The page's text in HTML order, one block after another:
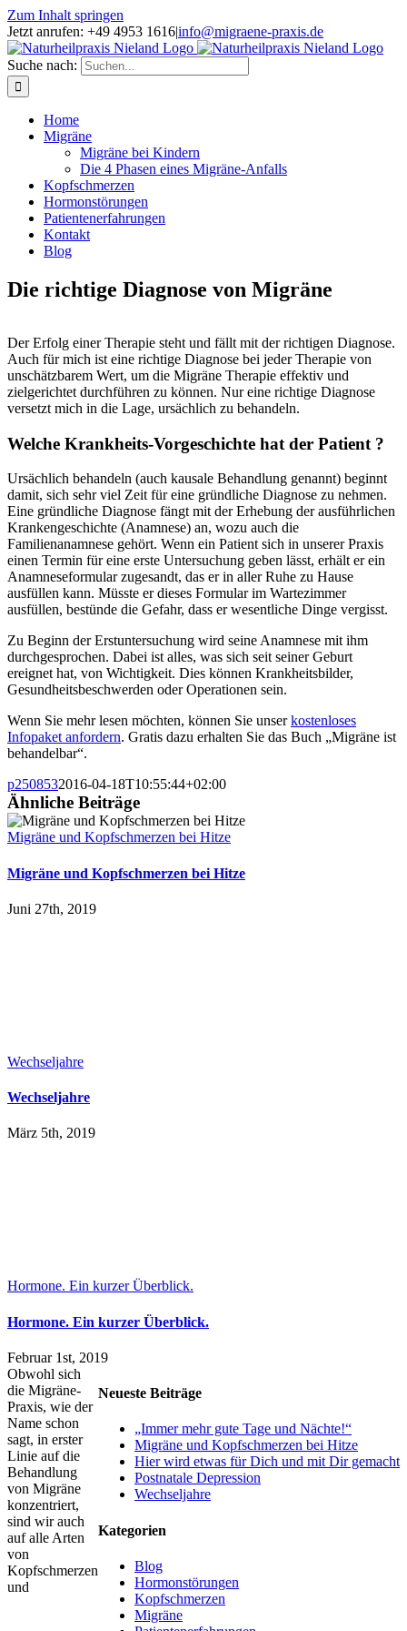
Zum Inhalt springen
Jetzt anrufen: +49 4953 1616|info@migraene-praxis.de
Suche nach:
Home
Migräne
Migräne bei Kindern
Die 4 Phasen eines Migräne-Anfalls
Kopfschmerzen
Hormonstörungen
Patientenerfahrungen
Kontakt
Blog
Die richtige Diagnose von Migräne
Der Erfolg einer Therapie steht und fällt mit der richtigen Diagnose.
Auch für mich ist eine richtige Diagnose bei jeder Therapie von
unschätzbarem Wert, um die Migräne Therapie effektiv und
zielgerichtet durchführen zu können. Nur eine richtige Diagnose
versetzt mich in die Lage, ursächlich zu behandeln.
Welche Krankheits-Vorgeschichte hat der Patient ?
Ursächlich behandeln (auch kausale Behandlung genannt) beginnt
damit, sich sehr viel Zeit für eine gründliche Diagnose zu nehmen.
Eine gründliche Diagnose fängt mit der Erhebung der ausführlichen
Krankengeschichte (Anamnese) an, wozu auch die
Familienanamnese gehört. Wenn ein Patient sich in unserer Praxis
einen Termin für eine erste Untersuchung geben lässt, erhält er ein
Anamneseformular zugesandt, das er in aller Ruhe zu Hause
ausfüllen kann. Müsste er dieses Formular im Wartezimmer
ausfüllen, bestünde die Gefahr, dass er wesentliche Dinge vergisst.
Zu Beginn der Erstuntersuchung wird seine Anamnese mit ihm
durchgesprochen. Dabei ist alles, was sich seit seiner Geburt
ereignet hat, von Wichtigkeit. Dies können Krankheitsbilder,
Gesundheitsbeschwerden oder Operationen sein.
Wenn Sie mehr lesen möchten, können Sie unserkostenloses
Infopaket anfordern. Gratis dazu erhalten Sie das Buch „Migräne ist
behandelbar“.
p2508532016-04-18T10:55:44+02:00
Ähnliche Beiträge
Migräne und Kopfschmerzen bei Hitze
Migräne und Kopfschmerzen bei Hitze
Juni 27th, 2019
Wechseljahre
Wechseljahre
März 5th, 2019
Hormone. Ein kurzer Überblick.
Hormone. Ein kurzer Überblick.
Februar 1st, 2019
Neueste Beiträge
„Immer mehr gute Tage und Nächte!“
Migräne und Kopfschmerzen bei Hitze
Hier wird etwas für Dich und mit Dir gemacht
Postnatale Depression
Wechseljahre
Kategorien
Blog
Hormonstörungen
Kopfschmerzen
Migräne
Obwohl sich
die Migräne-
Praxis, wie der
Name schon
sagt, in erster
Linie auf die
Behandlung
von Migräne
konzentriert,
sind wir auch
auf alle Arten
von
Kopfschmerzen
und